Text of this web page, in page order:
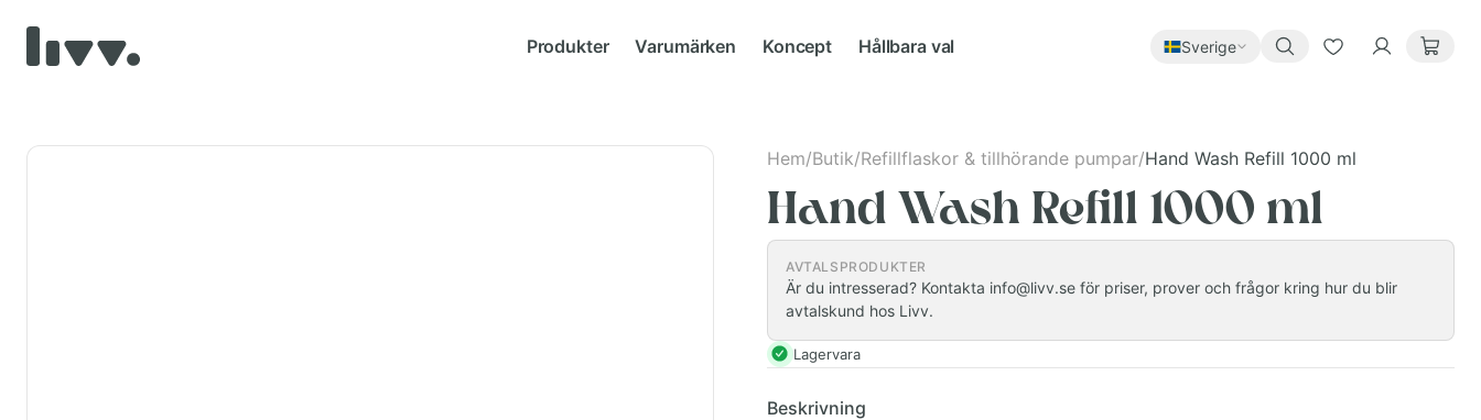
Produkter Varumärken Koncept Hållbara val Sverige
Hem/Butik/Refillflaskor & tillhörande pumpar/Hand Wash Refill 1000 ml
Hand Wash Refill 1000 ml
AVTALSPRODUKTER
Är du intresserad? Kontakta info@livv.se för priser, prover och frågor kring hur du blir
avtalskund hos Livv.
Lagervara
Beskrivning